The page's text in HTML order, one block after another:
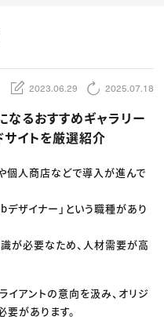
せ
2023.06.29 2025.07.18
なるおすすめギャラリー
サイトを厳選紹介
個人商店などで導入が進んで
ザイナー」という職種があり
が必要なため、人材需要が高
イアントの意向を汲み、オリジ
があります。